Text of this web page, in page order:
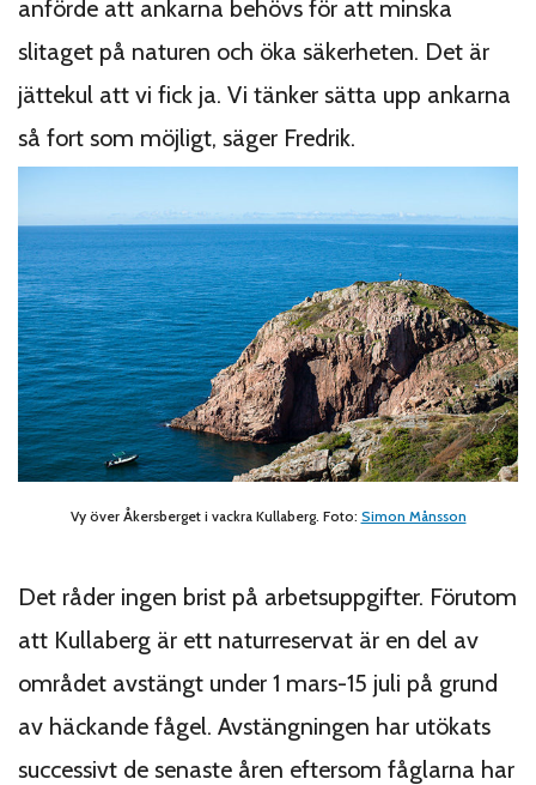
anförde att ankarna behövs för att minska
slitaget på naturen och öka säkerheten. Det är
jättekul att vi fick ja. Vi tänker sätta upp ankarna
så fort som möjligt, säger Fredrik.
Vy över Åkersberget i vackra Kullaberg. Foto: Simon Månsson
Det råder ingen brist på arbetsuppgifter. Förutom
att Kullaberg är ett naturreservat är en del av
området avstängt under 1 mars-15 juli på grund
av häckande fågel. Avstängningen har utökats
successivt de senaste åren eftersom fåglarna har